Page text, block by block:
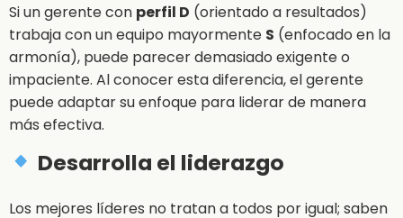
Si un gerente con perfil D (orientado a resultados)
trabaja con un equipo mayormente S (enfocado en la
armonía), puede parecer demasiado exigente o
impaciente. Al conocer esta diferencia, el gerente
puede adaptar su enfoque para liderar de manera
más efectiva.
Desarrolla el liderazgo
Los mejores líderes no tratan a todos por igual; saben